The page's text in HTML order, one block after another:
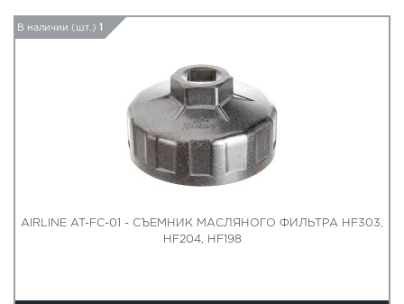
В наличии (шт.)
AIRLINE AT-FC-01 - СЪЕМНИК МАСЛЯНОГО ФИЛЬТРА HF303,
HF204, HF198